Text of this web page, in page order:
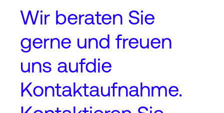
Wir beraten Sie
gerne und freuen
uns aufdie
Kontaktaufnahme.